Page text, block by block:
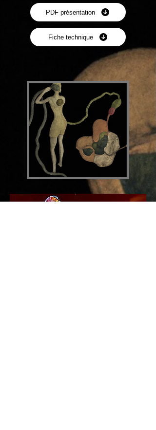
PDF présentation
Fiche technique